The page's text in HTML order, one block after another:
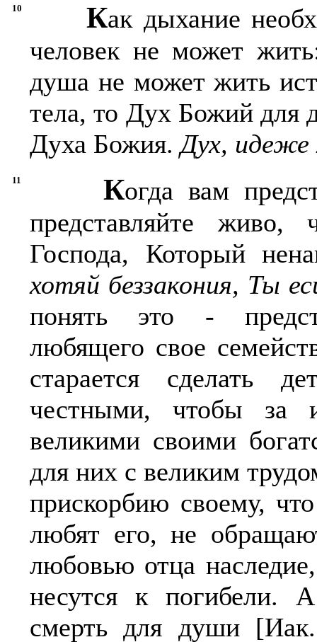
10 Как дыхание
человек не может
душа не может жить
тела, то Дух Божий для
Духа Божия.Дух,
11 Когда вам
представляйте живо,
Господа, Который
хотяй беззакония, Ты
понять это -
любящего свое
старается сделать
честными, чтобы за
великими своими
для них с великим
прискорбию своему,
любят его, не
любовью отца
несутся к погибели.
смерть для души